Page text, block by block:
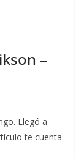
–
Llegó a
te cuenta